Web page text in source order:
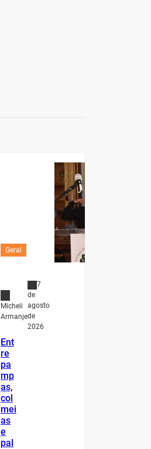
Geral
Micheli
Armanje
7
de
agosto
de
2026
Ent
re
pa
mp
as,
col
mei
as
e
pal